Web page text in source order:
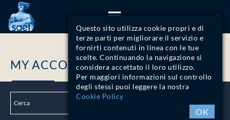
Questo sito utilizza cookie propri e di
terze parti per migliorare il servizio e
fornirti contenuti in linea con le tue
scelte. Continuando la navigazione si
considera accettato il loro utilizzo.
Per maggiori informazioni sul controllo
degli stessi puoi leggere la nostra
Cookie Policy
OK
MY ACCOUNT